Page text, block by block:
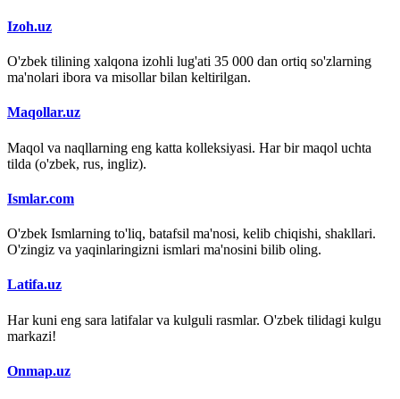
Izoh.uz
O'zbek tilining xalqona izohli lug'ati 35 000 dan ortiq so'zlarning
ma'nolari ibora va misollar bilan keltirilgan.
Maqollar.uz
Maqol va naqllarning eng katta kolleksiyasi. Har bir maqol uchta
tilda (o'zbek, rus, ingliz).
Ismlar.com
O'zbek Ismlarning to'liq, batafsil ma'nosi, kelib chiqishi, shakllari.
O'zingiz va yaqinlaringizni ismlari ma'nosini bilib oling.
Latifa.uz
Har kuni eng sara latifalar va kulguli rasmlar. O'zbek tilidagi kulgu
markazi!
Onmap.uz